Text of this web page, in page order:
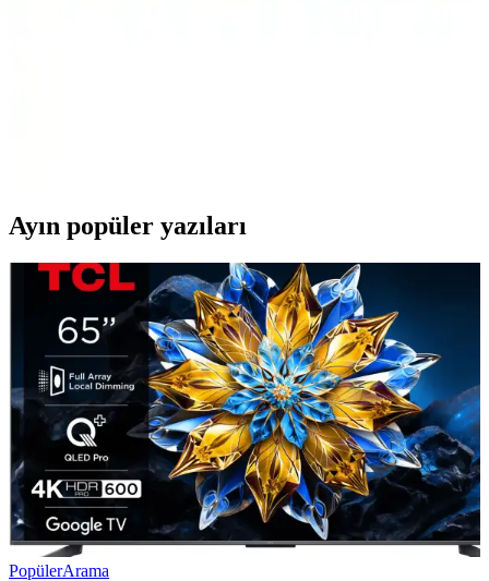
Ayın popüler yazıları
PopülerArama